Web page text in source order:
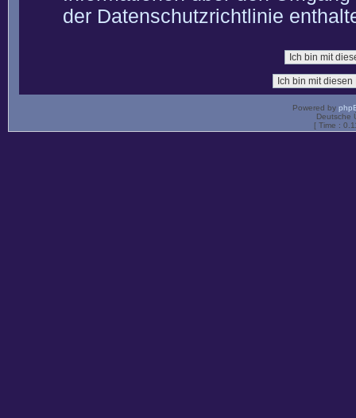
der Datenschutzrichtlinie
Powered by
Deutsche
[ Time :